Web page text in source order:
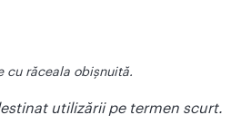
cu răceala obișnuită.
utilizării pe termen scurt.